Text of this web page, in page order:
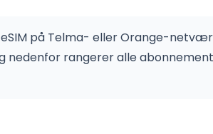
på Telma- eller Orange-
nedenfor rangerer alle